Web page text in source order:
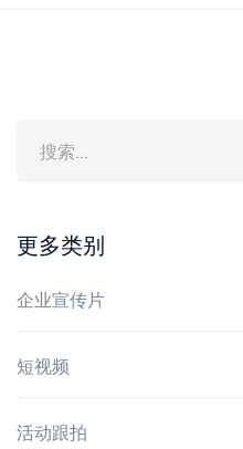
更多类别
企业宣传片
短视频
活动跟拍